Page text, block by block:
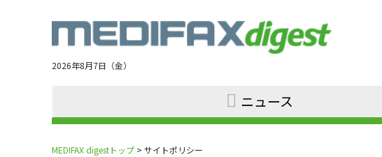
navigation
2026年8月7日（金）
ニュース
MEDIFAX digestトップ > サイトポリシー